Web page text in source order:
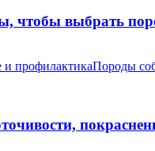
чтобы выбрать
и профилактикаПороды